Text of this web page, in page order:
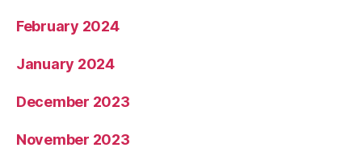
February 2024
January 2024
December 2023
November 2023